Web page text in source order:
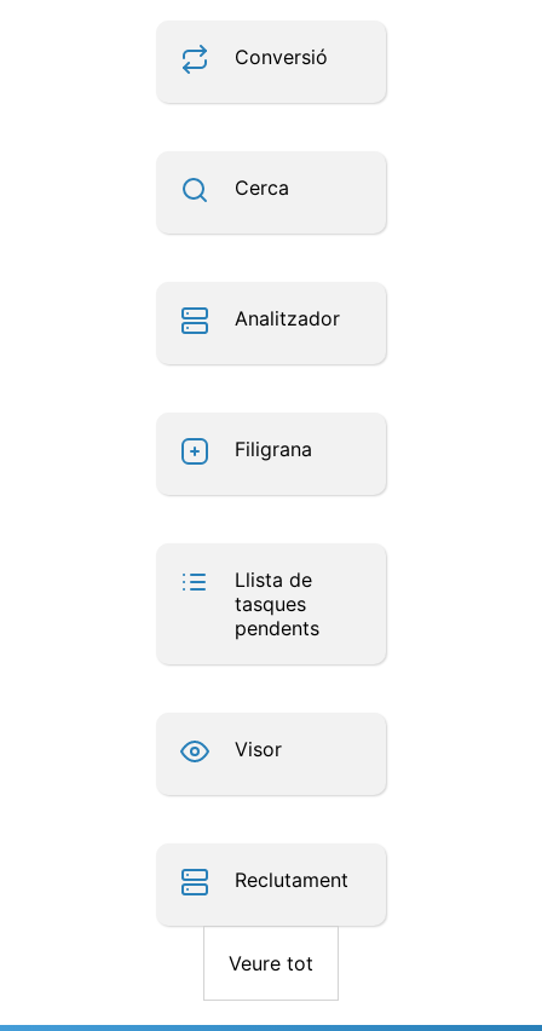
Conversió
Cerca
Analitzador
Filigrana
Llista de
tasques
pendents
Visor
Reclutament
Veure tot